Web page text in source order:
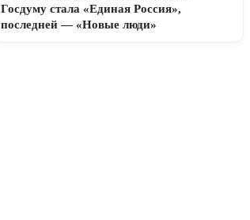
Госдуму стала «Единая Россия»,
последней — «Новые люди»